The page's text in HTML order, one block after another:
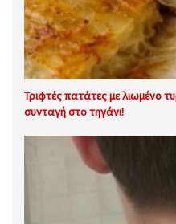
Τριφτές πατάτες με λιωμένο
συνταγή στο τηγάνι!